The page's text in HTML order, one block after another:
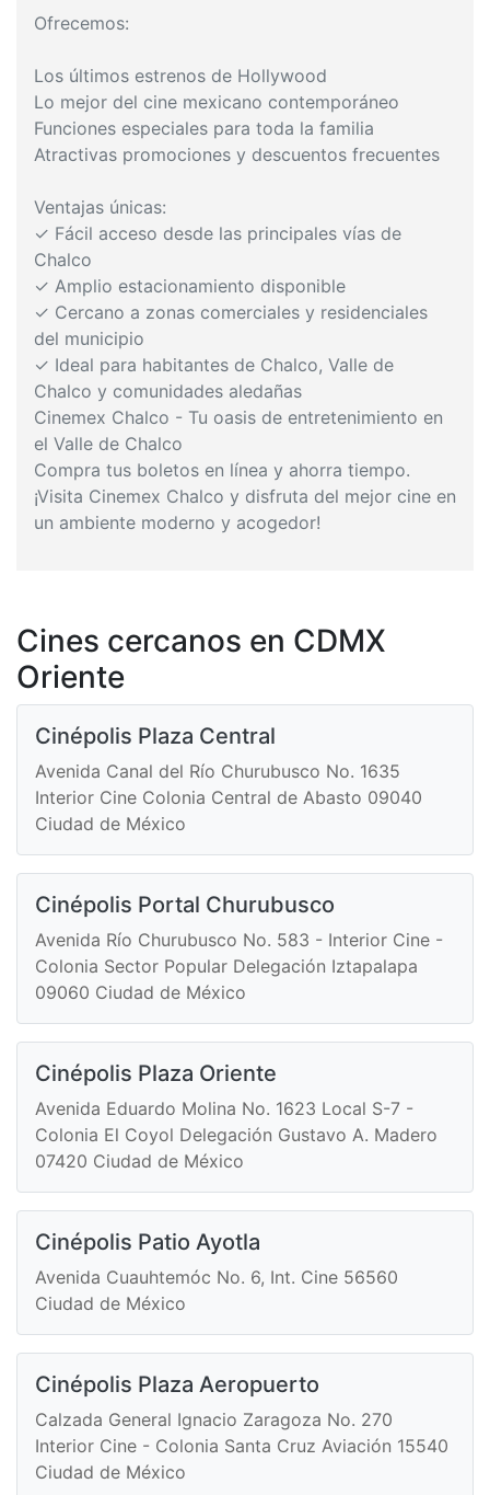
Ofrecemos:
Los últimos estrenos de Hollywood
Lo mejor del cine mexicano contemporáneo
Funciones especiales para toda la familia
Atractivas promociones y descuentos frecuentes
Ventajas únicas:
✓ Fácil acceso desde las principales vías de
Chalco
✓ Amplio estacionamiento disponible
✓ Cercano a zonas comerciales y residenciales
del municipio
✓ Ideal para habitantes de Chalco, Valle de
Chalco y comunidades aledañas
Cinemex Chalco - Tu oasis de entretenimiento en
el Valle de Chalco
Compra tus boletos en línea y ahorra tiempo.
¡Visita Cinemex Chalco y disfruta del mejor cine en
un ambiente moderno y acogedor!
Cines cercanos en CDMX
Oriente
Cinépolis Plaza Central
Avenida Canal del Río Churubusco No. 1635
Interior Cine Colonia Central de Abasto 09040
Ciudad de México
Cinépolis Portal Churubusco
Avenida Río Churubusco No. 583 - Interior Cine -
Colonia Sector Popular Delegación Iztapalapa
09060 Ciudad de México
Cinépolis Plaza Oriente
Avenida Eduardo Molina No. 1623 Local S-7 -
Colonia El Coyol Delegación Gustavo A. Madero
07420 Ciudad de México
Cinépolis Patio Ayotla
Avenida Cuauhtemóc No. 6, Int. Cine 56560
Ciudad de México
Cinépolis Plaza Aeropuerto
Calzada General Ignacio Zaragoza No. 270
Interior Cine - Colonia Santa Cruz Aviación 15540
Ciudad de México